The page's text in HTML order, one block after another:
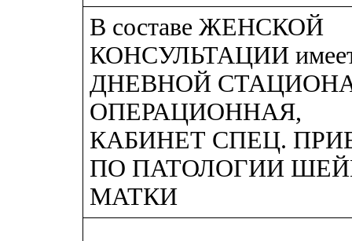
В составе ЖЕНСКОЙ
КОНСУЛЬТАЦИИ
ДНЕВНОЙ
ОПЕРАЦИОННАЯ,
КАБИНЕТ СПЕЦ.
ПО ПАТОЛОГИИ
МАТКИ